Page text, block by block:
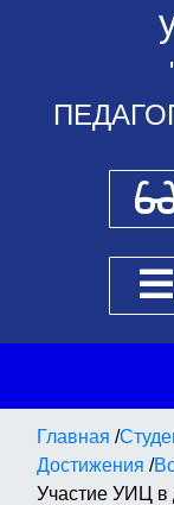
Для
Главная /
Достижения /
Участие УИЦ в